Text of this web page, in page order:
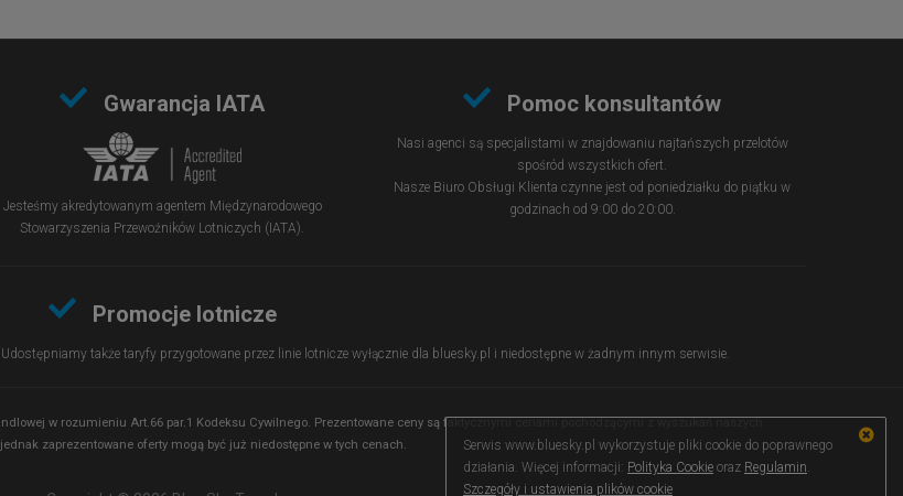
Gwarancja IATA
Jesteśmy akredytowanym agentem Międzynarodowego
Stowarzyszenia Przewoźników Lotniczych (IATA).
Pomoc konsultantów
Nasi agenci są specjalistami w znajdowaniu najtańszych przelotów
spośród wszystkich ofert.
Nasze Biuro Obsługi Klienta czynne jest od poniedziałku do piątku w
godzinach od 9:00 do 20:00.
Promocje lotnicze
także taryfy przygotowane przez linie lotnicze wyłącznie dla bluesky.pl i niedostępne w żadnym innym serwisie.
w rozumieniu Art.66 par.1 Kodeksu Cywilnego. Prezentowane ceny są faktycznymi cenami pochodzącymi z wyszukań naszych
zaprezentowane oferty mogą być już niedostępne w tych cenach.
Serwis www.bluesky.pl wykorzystuje pliki cookie do poprawnego
działania. Więcej informacji: Polityka Cookie oraz Regulamin.
Szczegóły i ustawienia plików cookie